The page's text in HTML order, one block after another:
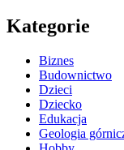
Kategorie
Biznes
Budownictwo
Dzieci
Dziecko
Edukacja
Geologia